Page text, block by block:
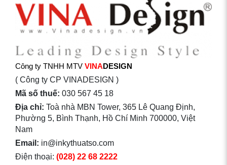
Công ty TNHH MTV VINADESIGN
( Công ty CP VINADESIGN )
Mã số thuế: 030 567 45 18
Địa chỉ: Toà nhà MBN Tower, 365 Lê Quang Định,
Phường 5, Bình Thạnh, Hồ Chí Minh 700000, Việt
Nam
Email: in@inkythuatso.com
Điện thoại: (028) 22 68 2222